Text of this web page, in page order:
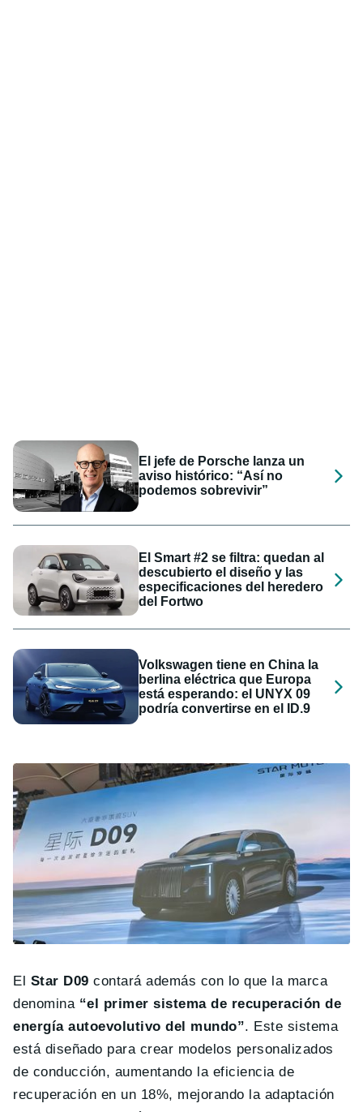
El jefe de Porsche lanza un
aviso histórico: “Así no
podemos sobrevivir”
El Smart #2 se filtra: quedan al
descubierto el diseño y las
especificaciones del heredero
del Fortwo
Volkswagen tiene en China la
berlina eléctrica que Europa
está esperando: el UNYX 09
podría convertirse en el ID.9
El Star D09 contará además con lo que la marca
denomina “el primer sistema de recuperación de
energía autoevolutivo del mundo”. Este sistema
está diseñado para crear modelos personalizados
de conducción, aumentando la eficiencia de
recuperación en un 18%, mejorando la adaptación